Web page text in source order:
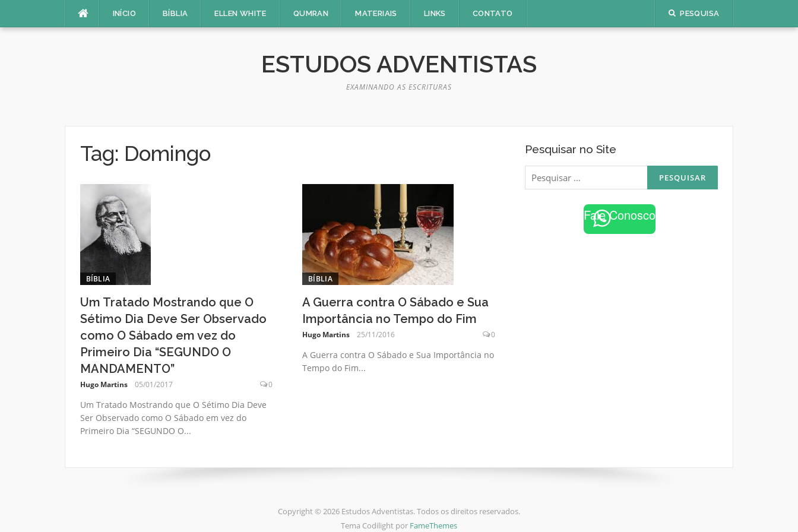
INÍCIO BÍBLIA ELLEN WHITE QUMRAN MATERIAIS LINKS CONTATO PESQUISA
ESTUDOS ADVENTISTAS
EXAMINANDO AS ESCRITURAS
Tag: Domingo
BÍBLIA
Um Tratado Mostrando que O
Sétimo Dia Deve Ser Observado
como O Sábado em vez do
Primeiro Dia “SEGUNDO O
MANDAMENTO”
Hugo Martins 05/01/2017 0
Um Tratado Mostrando que O Sétimo Dia Deve
Ser Observado como O Sábado em vez do
Primeiro Dia “SEGUNDO O...
BÍBLIA
A Guerra contra O Sábado e Sua
Importância no Tempo do Fim
Hugo Martins 25/11/2016 0
A Guerra contra O Sábado e Sua Importância no
Tempo do Fim...
Pesquisar no Site
Pesquisar
por:
Fale Conosco
Copyright © 2026 Estudos Adventistas. Todos os direitos reservados.
Tema Codilight por FameThemes